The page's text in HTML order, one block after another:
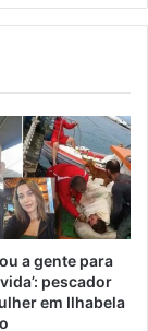
a gente para
pescador
em Ilhabela